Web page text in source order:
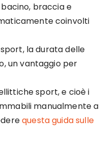
braccia e
coinvolti
la durata delle
un vantaggio per
sport, e cioè i
manualmente a
questa guida sulle